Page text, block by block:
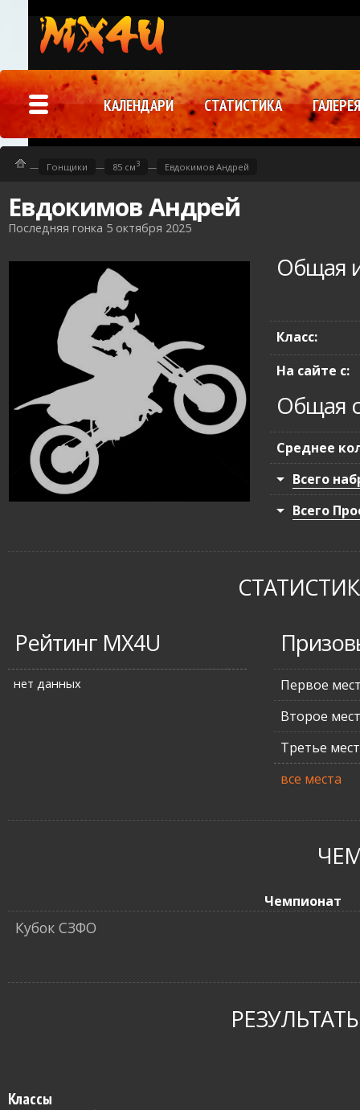
Евдокимов Андрей
Последняя гонка 5 октября 2025
Общая
Класс:
На сайте с:
Общая
Среднее
Всего
Всего
Рейтинг MX4U
нет данных
Первое
Второе
Третье
все места
Чемпионат
Кубок СЗФО
Классы
— Гонщики — 85 см3 — Евдокимов Андрей
КАЛЕНДАРИ СТАТИСТИКА ГАЛЕРЕЯ